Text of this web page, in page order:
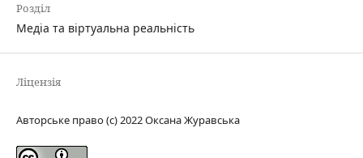
Розділ
Медіа та віртуальна реальність
Ліцензія
Авторське право (c) 2022 Оксана Журавська